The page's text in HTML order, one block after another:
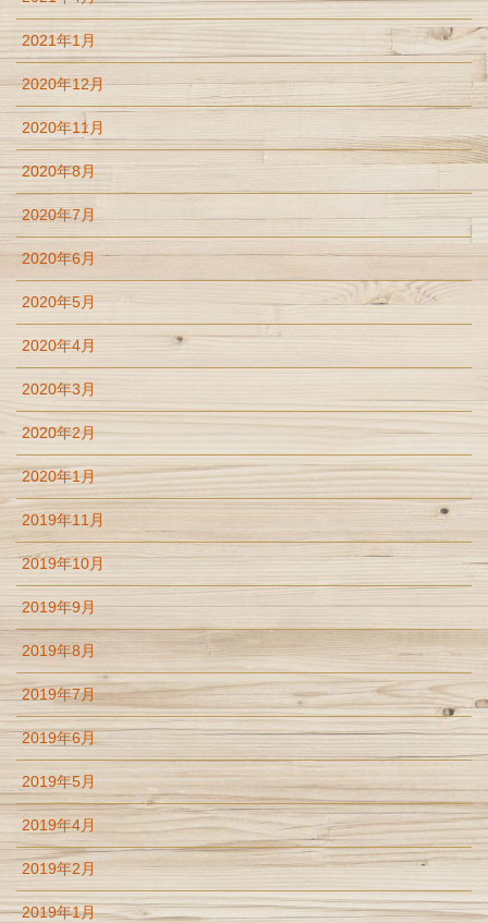
2021年1月
2020年12月
2020年11月
2020年8月
2020年7月
2020年6月
2020年5月
2020年4月
2020年3月
2020年2月
2020年1月
2019年11月
2019年10月
2019年9月
2019年8月
2019年7月
2019年6月
2019年5月
2019年4月
2019年2月
2019年1月